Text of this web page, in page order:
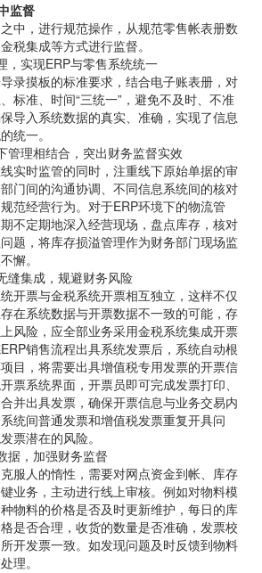
监督
，进行规范操作，从规范零售帐表册数
税集成等方式进行监督。
实现ERP与零售系统统一
摸板的标准要求，结合电子账表册，对
标准、时间“三统一”，避免不及时、不准
导入系统数据的真实、准确，实现了信息
统一。
理相结合，突出财务监督实效
时监管的同时，注重线下原始单据的审
门间的沟通协调、不同信息系统间的核对
范经营行为。对于ERP环境下的物流管
不定期地深入经营现场，盘点库存，核对
题，将库存损溢管理作为财务部门现场监
懈。
集成，规避财务风险
票与金税系统开票相互独立，这样不仅
在系统数据与开票数据不一致的可能，存
风险，应全部业务采用金税系统集成开票
销售流程出具系统发票后，系统自动根
目，将需要出具增值税专用发票的开票信
票系统界面，开票员即可完成发票打印、
并出具发票，确保开票信息与业务交易内
统间普通发票和增值税发票重复开具问
票潜在的风险。
，加强财务监督
人的惰性，需要对网点资金到帐、库存
业务，主动进行线上审核。例如对物料模
物料的价格是否及时更新维护，每日的库
是否合理，收货的数量是否准确，发票校
开发票一致。如发现问题及时反馈到物料
理。